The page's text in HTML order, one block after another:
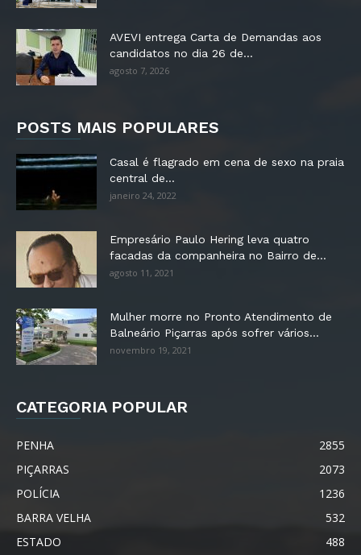
AVEVI entrega Carta de Demandas aos
candidatos no dia 26 de...
agosto 7, 2026
POSTS MAIS POPULARES
Casal é flagrado em cena de sexo na praia
central de...
janeiro 24, 2022
Empresário Paulo Hering leva quatro
facadas da companheira no Bairro de...
agosto 11, 2021
Mulher morre no Pronto Atendimento de
Balneário Piçarras após sofrer vários...
novembro 19, 2021
CATEGORIA POPULAR
PENHA
2855
PIÇARRAS
2073
POLÍCIA
1236
BARRA VELHA
532
ESTADO
488